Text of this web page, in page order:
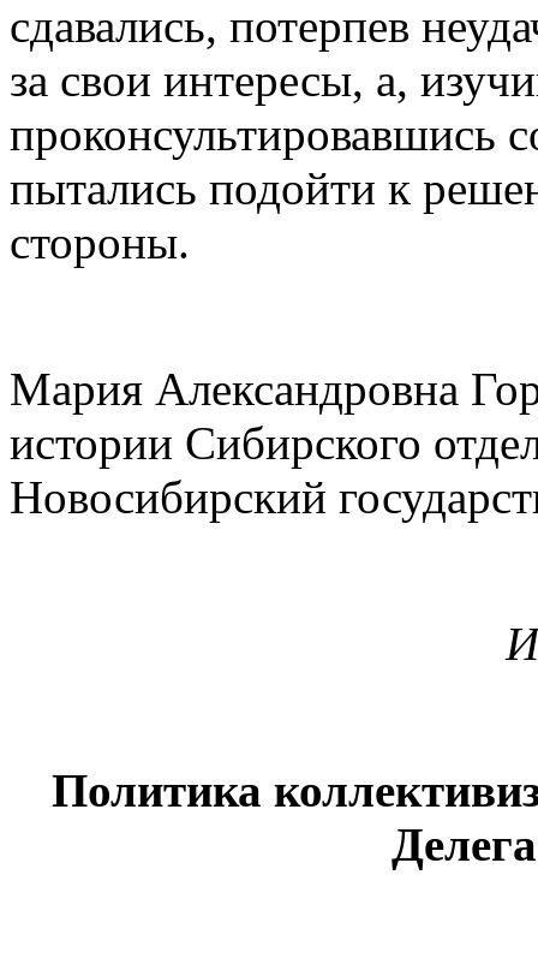
сдавались, потерпев
за свои интересы, а,
пытались подойти к
стороны.
Мария Александровна
истории Сибирского
Новосибирский
Политика